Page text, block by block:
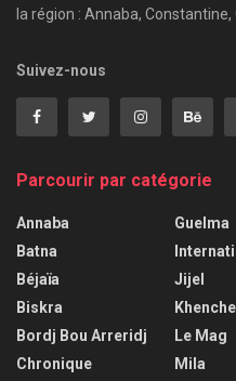
la région : Annaba, Constantine,
Suivez-nous
Parcourir par catégorie
Annaba
Batna
Béjaïa
Biskra
Bordj Bou Arreridj
Chronique
Guelma
Jijel
Le Mag
Mila